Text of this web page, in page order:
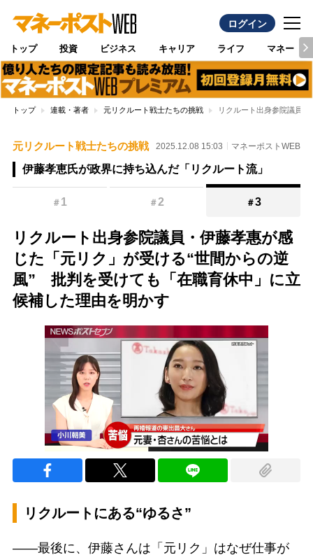
ログイン
トップ 投資 ビジネス キャリア ライフ マネー
トップ 連載・著者 元リクルート戦士たちの挑戦 リクルート出身参院議員
元リクルート戦士たちの挑戦 2025.12.08 15:03 マネーポストWEB
伊藤孝恵氏が政界に持ち込んだ「リクルート流」
＃ 1 ＃2 ＃3
リクルート出身参院議員・伊藤孝惠が感
じた「元リク」が受ける“世間からの逆
風” 批判を受けても「在職育休中」に立
候補した理由を明かす
リクルートにある“ゆるさ”
――最後に、伊藤さんは「元リク」はなぜ仕事が